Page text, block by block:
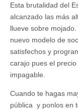
Esta brutalidad del
alcanzado las más
llueve sobre
nuevo modelo de
satisfechos y
carajo pues el
impagable.
Cuando te hagas
pública y ponlos en